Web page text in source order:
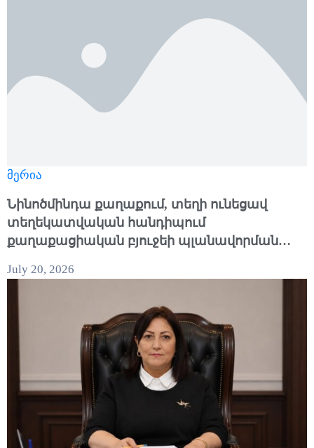
მერია
Նինոծմինդա քաղաքում, տեղի ունեցավ
տեղեկատվական հանդիպում
քաղաքացիական բյուջեի պլանավորման
July 20, 2026